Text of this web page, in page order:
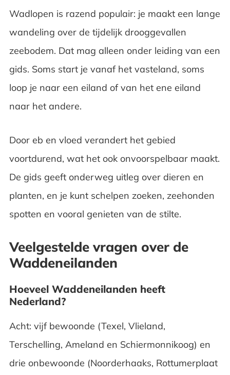
Wadlopen is razend populair: je maakt een lange
wandeling over de tijdelijk drooggevallen
zeebodem. Dat mag alleen onder leiding van een
gids. Soms start je vanaf het vasteland, soms
loop je naar een eiland of van het ene eiland
naar het andere.
Door eb en vloed verandert het gebied
voortdurend, wat het ook onvoorspelbaar maakt.
De gids geeft onderweg uitleg over dieren en
planten, en je kunt schelpen zoeken, zeehonden
spotten en vooral genieten van de stilte.
Veelgestelde vragen over de
Waddeneilanden
Hoeveel Waddeneilanden heeft
Nederland?
Acht: vijf bewoonde (Texel, Vlieland,
Terschelling, Ameland en Schiermonnikoog) en
drie onbewoonde (Noorderhaaks, Rottumerplaat